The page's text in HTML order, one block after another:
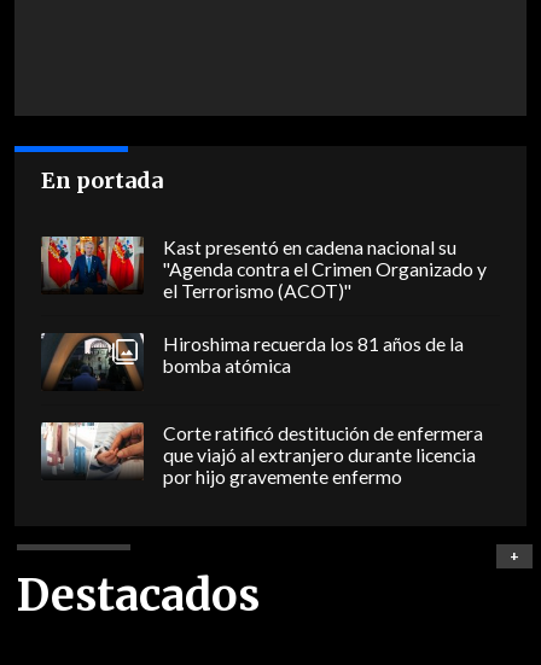
En portada
Kast presentó en cadena nacional su
"Agenda contra el Crimen Organizado y
el Terrorismo (ACOT)"
Hiroshima recuerda los 81 años de la
bomba atómica
Corte ratificó destitución de enfermera
que viajó al extranjero durante licencia
por hijo gravemente enfermo
Destacados
+